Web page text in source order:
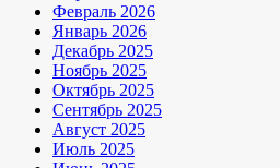
Февраль 2026
Январь 2026
Декабрь 2025
Ноябрь 2025
Октябрь 2025
Сентябрь 2025
Август 2025
Июль 2025